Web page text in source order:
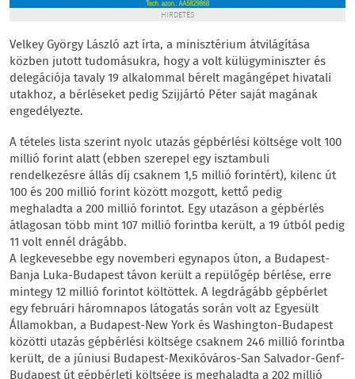
HIRDETÉS
Velkey György László azt írta, a minisztérium átvilágítása
közben jutott tudomásukra, hogy a volt külügyminiszter és
delegációja tavaly 19 alkalommal bérelt magángépet hivatali
utakhoz, a bérléseket pedig Szijjártó Péter saját magának
engedélyezte.
A tételes lista szerint nyolc utazás gépbérlési költsége volt 100
millió forint alatt (ebben szerepel egy isztambuli
rendelkezésre állás díj csaknem 1,5 millió forintért), kilenc út
100 és 200 millió forint között mozgott, kettő pedig
meghaladta a 200 millió forintot. Egy utazáson a gépbérlés
átlagosan több mint 107 millió forintba került, a 19 útból pedig
11 volt ennél drágább.
A legkevesebbe egy novemberi egynapos úton, a Budapest-
Banja Luka-Budapest távon került a repülőgép bérlése, erre
mintegy 12 millió forintot költöttek. A legdrágább gépbérlet
egy februári háromnapos látogatás során volt az Egyesült
Államokban, a Budapest-New York és Washington-Budapest
közötti utazás gépbérlési költsége csaknem 246 millió forintba
került, de a júniusi Budapest-Mexikóváros-San Salvador-Genf-